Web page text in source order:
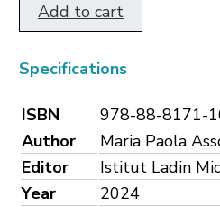
Add to cart
Specifications
ISBN
978-88-8171-
Author
Maria Paola
Editor
Istitut Ladin
Year
2024